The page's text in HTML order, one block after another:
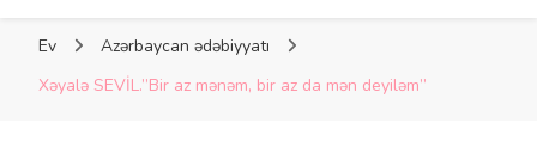
Ev
Azərbaycan ədəbiyyatı
Xəyalə SEVİL.”Bir az mənəm, bir az da mən deyiləm”